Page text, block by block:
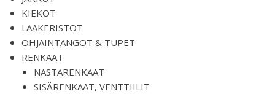
KIEKOT
LAAKERISTOT
OHJAINTANGOT & TUPET
RENKAAT
NASTARENKAAT
SISÄRENKAAT, VENTTIILIT